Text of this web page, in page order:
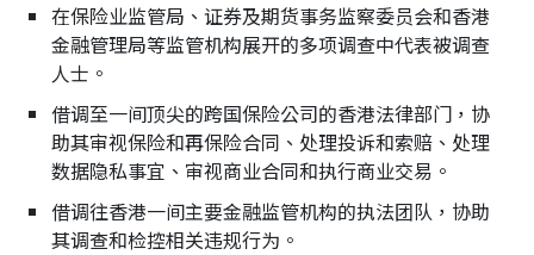
在保险业监管局、证券及期货事务监察委员会和香港
金融管理局等监管机构展开的多项调查中代表被调查
人士。
借调至一间顶尖的跨国保险公司的香港法律部门，协
助其审视保险和再保险合同、处理投诉和索赔、处理
数据隐私事宜、审视商业合同和执行商业交易。
借调往香港一间主要金融监管机构的执法团队，协助
其调查和检控相关违规行为。